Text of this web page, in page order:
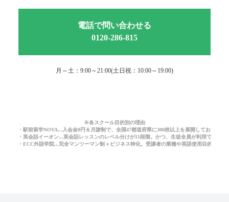
電話で問い合わせる
0120-286-815
月～土：9:00～21:00(土日祝：10:00～19:00)
※各スクール目的別の理由
・駅前留学NOVA...入会金0円＆月謝制で、全国47都道府県に300校以上を展開しており、
・英会話イーオン...英会話レッスンのレベル分けが11段階。かつ、生徒全員が利用できる
・ECC外語学院...完全マンツーマン制＋ビジネス特化。受講者の業種や英語使用目的に応